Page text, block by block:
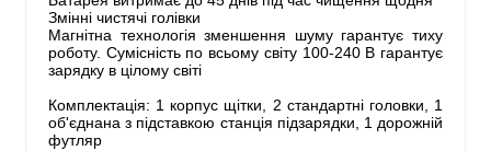
Змінні чистячі голівки
Магнітна технологія зменшення шуму гарантує тиху
роботу. Сумісність по всьому світу 100-240 В гарантує
зарядку в цілому світі
Комплектація: 1 корпус щітки, 2 стандартні головки, 1
об'єднана з підставкою станція підзарядки, 1 дорожній
футляр